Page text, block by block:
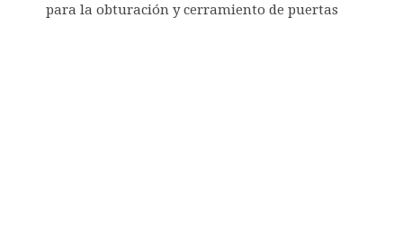
para la obturación y cerramiento de puertas